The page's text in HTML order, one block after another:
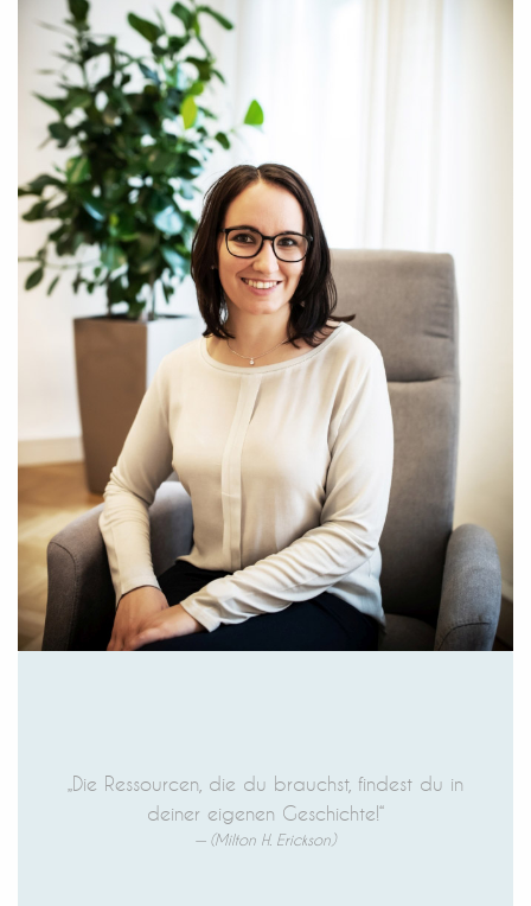
„Die Ressourcen, die du brauchst, findest du in
deiner eigenen Geschichte!“
(Milton H. Erickson)